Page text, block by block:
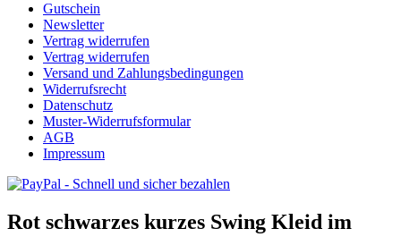
Gutschein
Newsletter
Vertrag widerrufen
Vertrag widerrufen
Versand und Zahlungsbedingungen
Widerrufsrecht
Datenschutz
Muster-Widerrufsformular
AGB
Impressum
Rot schwarzes kurzes Swing Kleid im